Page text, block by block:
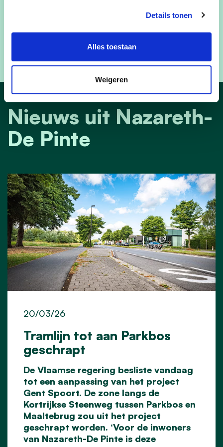
Details tonen
Alles toestaan
Weigeren
Gepubliceerd op hln.beop 24 juni 2025.
Nieuws uit Nazareth-
De Pinte
Tramlijn tot aan Parkbos
geschrapt
20/03/26
De Vlaamse regering besliste vandaag
tot een aanpassing van het project
Gent Spoort. De zone langs de
Kortrijkse Steenweg tussen Parkbos en
Maaltebrug zou uit het project
geschrapt worden. ‘Voor de inwoners
van Nazareth-De Pinte is deze